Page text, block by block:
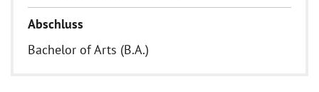
Abschluss
Bachelor of Arts (B.A.)